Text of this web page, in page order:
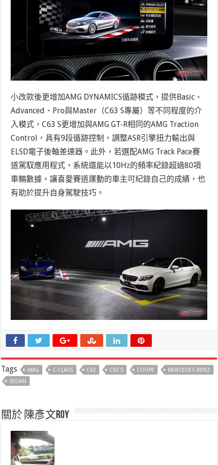
小改款後更增加AMG DYNAMICS循跡模式，提供Basic、
Advanced、Pro與Master（C63 S專屬）等不同程度的介
入模式，C63 S更增加與AMG GT-R相同的AMG Traction
Control，具有9段循跡控制，調整ASR引擎扭力輸出與
ELSD電子後軸差速器。此外，若選配AMG Track Pace賽
道駕馭應用程式，系統還能以10Hz的頻率紀錄超過80項
車輛數據，讓喜愛賽道運動的車主可紀錄自己的成績，也
有助於提升自身駕駛技巧。
Tags AMG C-CLASS C63 C63 S COUPE
MERCEDES-BENZ
SEDAN
關於 陳彥文Roy